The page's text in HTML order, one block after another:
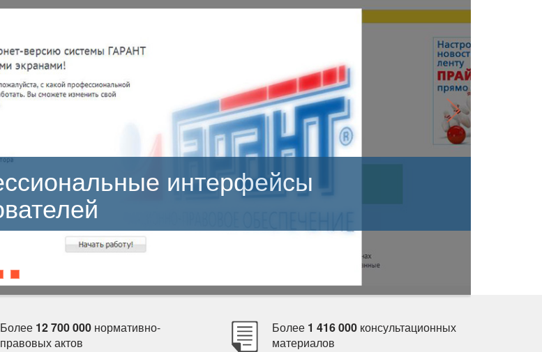
интерфейсы
Более 12 700 000 нормативно-
правовых акто
Более 1 416 000 консультационных
материало